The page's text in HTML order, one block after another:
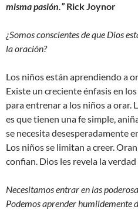
misma pasión.” Rick Joynor
¿Somos conscientes de que Dios
la oración?
Los niños están aprendiendo a
Existe un creciente énfasis en
para entrenar a los niños a orar.
es que tienen una fe simple,
se necesita desesperadamente
Los niños se limitan a creer.
confian. Dios les revela la verdad
Necesitamos entrar en las
Podemos aprender humildemente